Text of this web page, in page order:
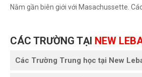
Nằm gần biên giới với Masachussette.
CÁC TRƯỜNG TẠI NEW
Các Trường Trung học tại New